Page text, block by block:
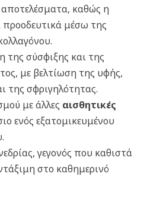
καθώς η
προοδευτικά μέσω της
της σύσφιξης και της
με βελτίωση της υφής,
της σφριγηλότητας.
με άλλες αισθητικές
ενός εξατομικευμένου
γεγονός που καθιστά
στο καθημερινό